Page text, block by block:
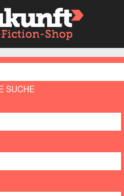
SUCHE